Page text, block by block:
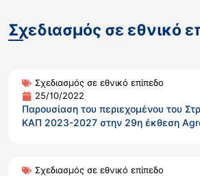
Σχεδιασμός σε εθνικό
Σχεδιασμός σε εθνικό επίπεδο
25/10/2022
Παρουσίαση του περιεχομένου του
ΚΑΠ 2023-2027 στην 29η έκθεση
Σχεδιασμός σε εθνικό επίπεδο